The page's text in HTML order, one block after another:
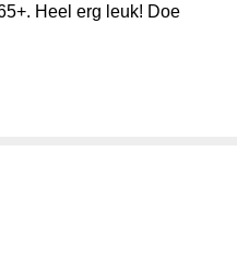
Heel erg leuk! Doe